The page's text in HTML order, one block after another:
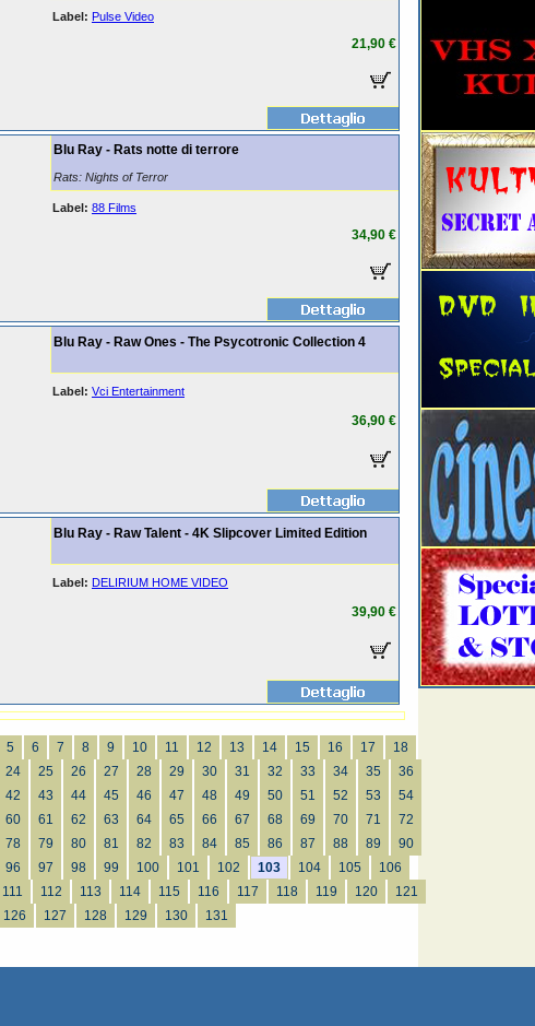
Label: Pulse Video
21,90 €
Blu Ray - Rats notte di terrore
Rats: Nights of Terror
Label: 88 Films
34,90 €
Blu Ray - Raw Ones - The Psycotronic Collection 4
Label: Vci Entertainment
36,90 €
Blu Ray - Raw Talent - 4K Slipcover Limited Edition
Label: DELIRIUM HOME VIDEO
39,90 €
5 6 7 8 9 10 11 12 13 14 15 16 17
18
24 25 26 27 28 29 30 31 32 33 34 35
36
42 43 44 45 46 47 48 49 50 51 52 53
54
60 61 62 63 64 65 66 67 68 69 70 71
72
78 79 80 81 82 83 84 85 86 87 88 89
90
96 97 98 99 100 101 102 103 104 105
106
111 112 113 114 115 116 117 118 119 120
121
126 127 128 129 130 131